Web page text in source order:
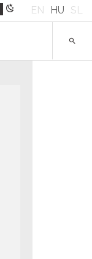
EN HU SL